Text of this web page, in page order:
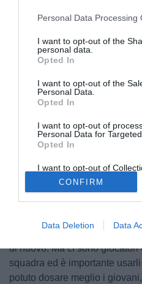
Personal Data Processing
I want to opt-out of the
personal data.
Opted In
I want to opt-out of the
Personal Data.
Opted In
I want to opt-out of
Personal Data for
Opted In
I want to opt-out of
Retention, Sale, and/or
Personal Data that Is
Purposes for which it was
Opted Out
CONFIRM
Data Deletion Data
Dopo settimane di silenzio è
Ranieri. L'ex allenatore
BBC Sport riguardo alcune
inglese. In particolare, il tema
"Villas-Boas è stato
di nuovo. Ma ci sono
squadra ed è importante
potuto dosare meglio i